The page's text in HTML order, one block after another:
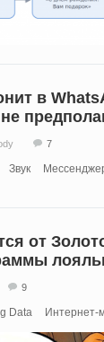
в
7
Звук
от
9
Data Интернет-